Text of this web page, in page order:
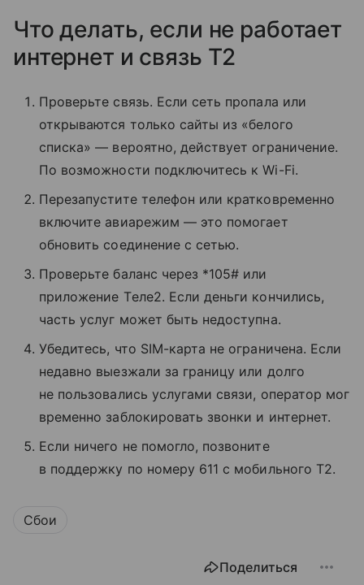
Что делать, если не работает
интернет и связь T2
Проверьте связь. Если сеть пропала или
открываются только сайты из «белого
списка» — вероятно, действует ограничение.
По возможности подключитесь к Wi-Fi.
Перезапустите телефон или кратковременно
включите авиарежим — это помогает
обновить соединение с сетью.
Проверьте баланс через *105# или
приложение Tеле2. Если деньги кончились,
часть услуг может быть недоступна.
Убедитесь, что SIM-карта не ограничена. Если
недавно выезжали за границу или долго
не пользовались услугами связи, оператор мог
временно заблокировать звонки и интернет.
Если ничего не помогло, позвоните
в поддержку по номеру 611 с мобильного T2.
Сбои
Поделиться